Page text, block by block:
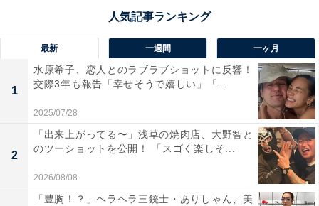
最新 一週間 一ヶ月
1
水原希子、恋人とのラブラブショットに反響！
交際3年も報告「幸せそうで嬉しい」「...
2025/07/28
2
「出来上がってる〜」浅草の焼肉店、大野智と
のツーショットを公開！ 「スゴく楽しそ...
2026/08/08
「豊胸！？」ヘラヘラ三銃士・ありしゃん、美